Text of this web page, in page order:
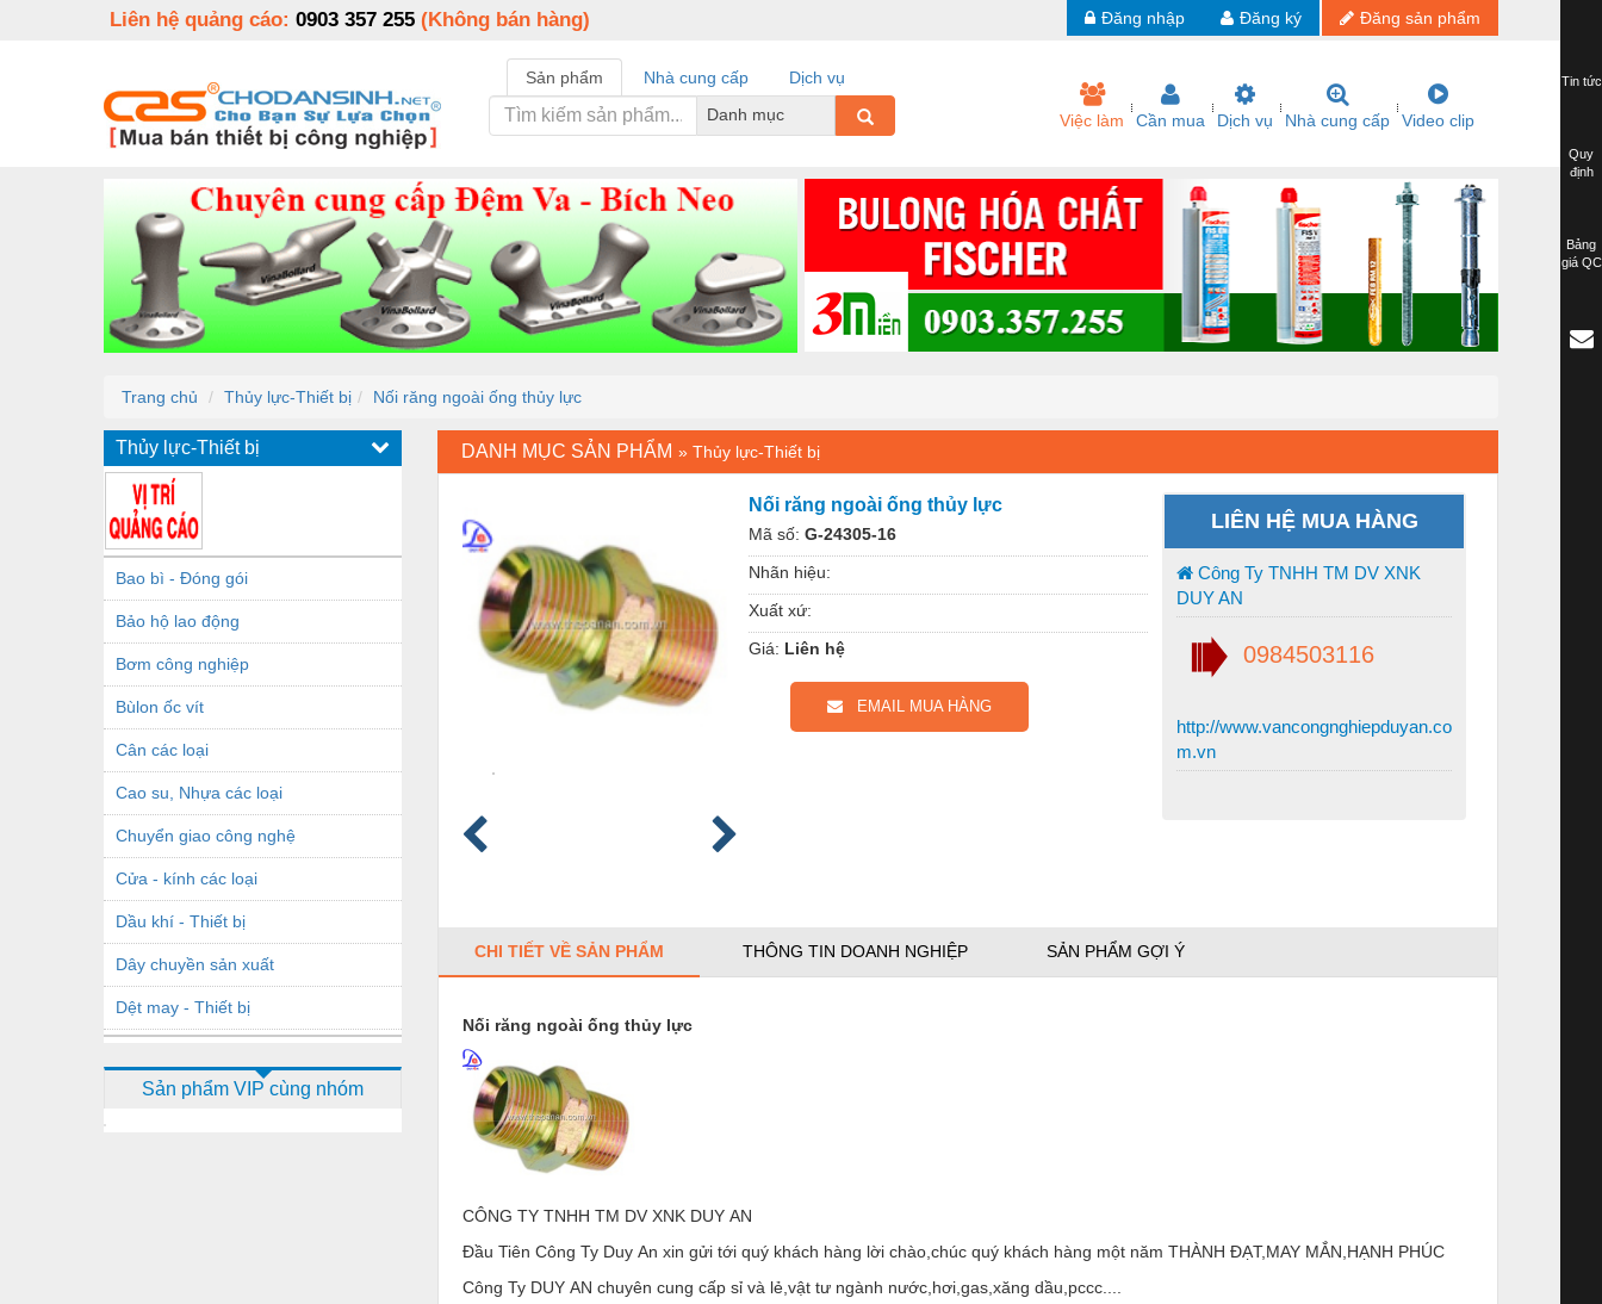
Liên hệ quảng cáo: 0903 357 255 (Không bán hàng) Đăng sản phẩm
Đăng ký
Đăng nhập
Sản phẩm Nhà cung cấp
Dịch vụ
Danh mục
Việc làm Cần mua Dịch vụ Nhà cung cấp Video clip
Trang chủ Thủy lực-Thiết bị Nối răng ngoài ống thủy lực
Thủy lực-Thiết bị
Bao bì - Đóng gói
Bảo hộ lao động
Bơm công nghiệp
Bùlon ốc vít
Cân các loại
Cao su, Nhựa các loại
Chuyển giao công nghệ
Cửa - kính các loại
Dầu khí - Thiết bị
Dây chuyền sản xuất
Dệt may - Thiết bị
Dịch vụ - Thi công
Sản phẩm VIP cùng nhóm
DANH MỤC SẢN PHẨM » Thủy lực-Thiết bị
Nối răng ngoài ống thủy lực
Mã số: G-24305-16
Nhãn hiệu:
Xuất xứ:
Giá: Liên hệ
EMAIL MUA HÀNG
LIÊN HỆ MUA HÀNG
Công Ty TNHH TM DV XNK
DUY AN
0984503116
http://www.vancongnghiepduyan.co
m.vn
CHI TIẾT VỀ SẢN PHẨM THÔNG TIN DOANH NGHIỆP SẢN PHẨM GỢI Ý
Nối răng ngoài ống thủy lực
CÔNG TY TNHH TM DV XNK DUY AN
Đầu Tiên Công Ty Duy An xin gửi tới quý khách hàng lời chào,chúc quý khách hàng một năm THÀNH ĐẠT,MAY MẮN,HẠNH PHÚC
Công Ty DUY AN chuyên cung cấp sỉ và lẻ,vật tư ngành nước,hơi,gas,xăng dầu,pccc....
Tin tức
Quy
định
Bảng
giá QC